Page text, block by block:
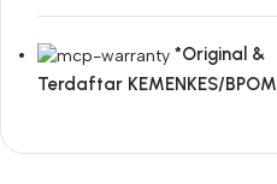
*Original &
Terdaftar KEMENKES/BPOM